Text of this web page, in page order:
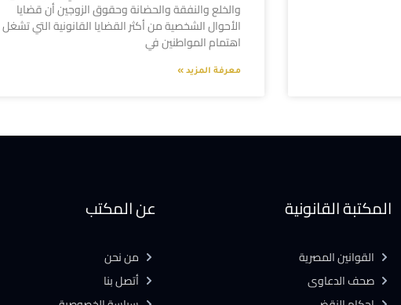
والخلع والنفقة والحضانة وحقوق الزوجين أن قضايا
الأحوال الشخصية من أكثر القضايا القانونية التي تشغل
اهتمام المواطنين في
معرفة المزيد »
المكتبة القانونية
القوانين المصرية
صحف الدعاوى
عن المكتب
من نحن
أتصل بنا